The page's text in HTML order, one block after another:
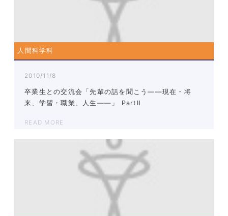
人間科学科
2010/11/8
卒業生との交流会「先輩の話を聞こう――現在・将
来、学習・職業、人生――」 PartⅡ
READ MORE